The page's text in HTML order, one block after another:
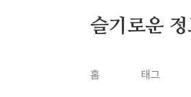
슬기로운
홈 태그